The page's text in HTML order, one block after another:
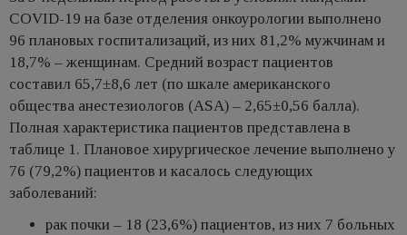
COVID-19 на базе отделения онкоурологии выполнено
96 плановых госпитализаций, из них 81,2% мужчинам и
18,7% – женщинам. Средний возраст пациентов
составил 65,7±8,6 лет (по шкале американского
общества анестезиологов (ASA) – 2,65±0,56 балла).
Полная характеристика пациентов представлена в
таблице 1. Плановое хирургическое лечение выполнено у
76 (79,2%) пациентов и касалось следующих
заболеваний:
рак почки – 18 (23,6%) пациентов, из них 7 больных